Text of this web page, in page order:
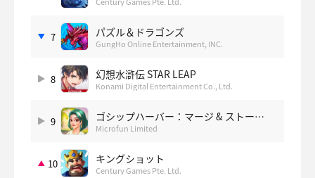
7 パズル＆ドラゴンズ
GungHo Online Entertainment, INC.
8 幻想水滸伝 STAR LEAP
Konami Digital Entertainment Co., Ltd.
9
ゴシップハーバー：マージ & ストーリ
ー
Microfun Limited
10 キングショット
Century Games Pte. Ltd.